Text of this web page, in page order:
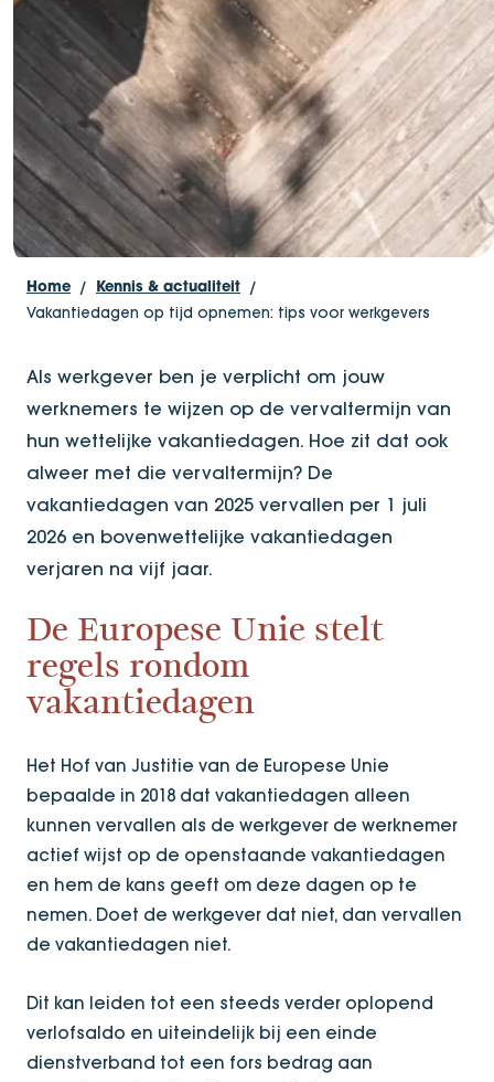
Home Kennis & actualiteit
Vakantiedagen op tijd opnemen: tips voor werkgevers
Als werkgever ben je verplicht om jouw
werknemers te wijzen op de vervaltermijn van
hun wettelijke vakantiedagen. Hoe zit dat ook
alweer met die vervaltermijn? De
vakantiedagen van 2025 vervallen per 1 juli
2026 en bovenwettelijke vakantiedagen
verjaren na vijf jaar.
De Europese Unie stelt
regels rondom
vakantiedagen
Het Hof van Justitie van de Europese Unie
bepaalde in 2018 dat vakantiedagen alleen
kunnen vervallen als de werkgever de werknemer
actief wijst op de openstaande vakantiedagen
en hem de kans geeft om deze dagen op te
nemen. Doet de werkgever dat niet, dan vervallen
de vakantiedagen niet.
Dit kan leiden tot een steeds verder oplopend
verlofsaldo en uiteindelijk bij een einde
dienstverband tot een fors bedrag aan